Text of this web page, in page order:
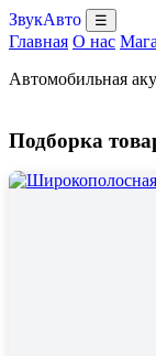
ЗвукАвто ☰
Главная О нас
Автомобильная
Подборка